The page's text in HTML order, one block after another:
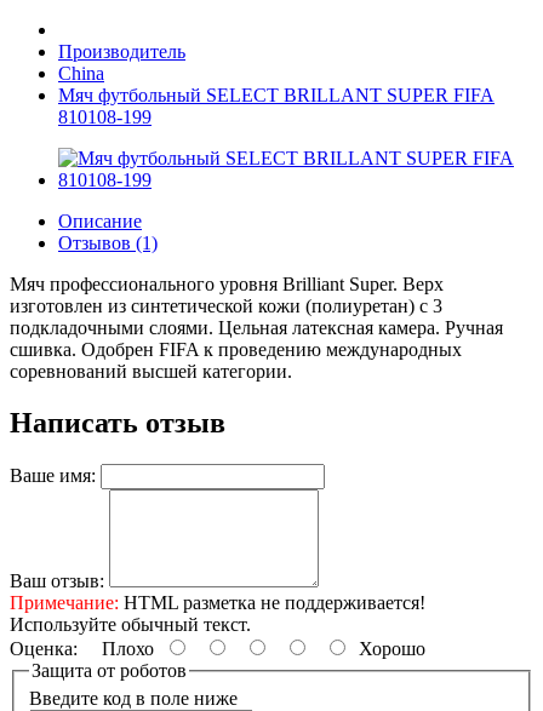
Производитель
China
Мяч футбольный SELECT BRILLANT SUPER FIFA
810108-199
Описание
Отзывов (1)
Мяч профессионального уровня Brilliant Super. Верх
изготовлен из синтетической кожи (полиуретан) с 3
подкладочными слоями. Цельная латексная камера. Ручная
сшивка. Одобрен FIFA к проведению международных
соревнований высшей категории.
Написать отзыв
Ваше имя:
Ваш отзыв:
Примечание: HTML разметка не поддерживается!
Используйте обычный текст.
Оценка: Плохо
Хорошо
Защита от роботов
Введите код в поле ниже